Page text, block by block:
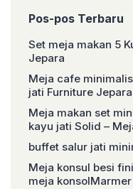
Pos-pos Terbaru
Set meja makan 5
Jepara
Meja cafe
jati Furniture Jepara
Meja makan set
kayu jati Solid –
buffet salur jati
Meja konsul besi
meja